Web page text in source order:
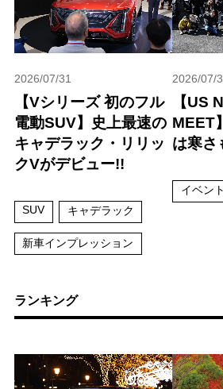
2026/07/31
【Vシリーズ 初のフル
電動SUV】史上最速の
キャデラック・リリッ
クVがデビュー!!
SUV キャデラック
新車インプレッション
2026/07/
【US
MEET
は寒さ
イベン
ランキング